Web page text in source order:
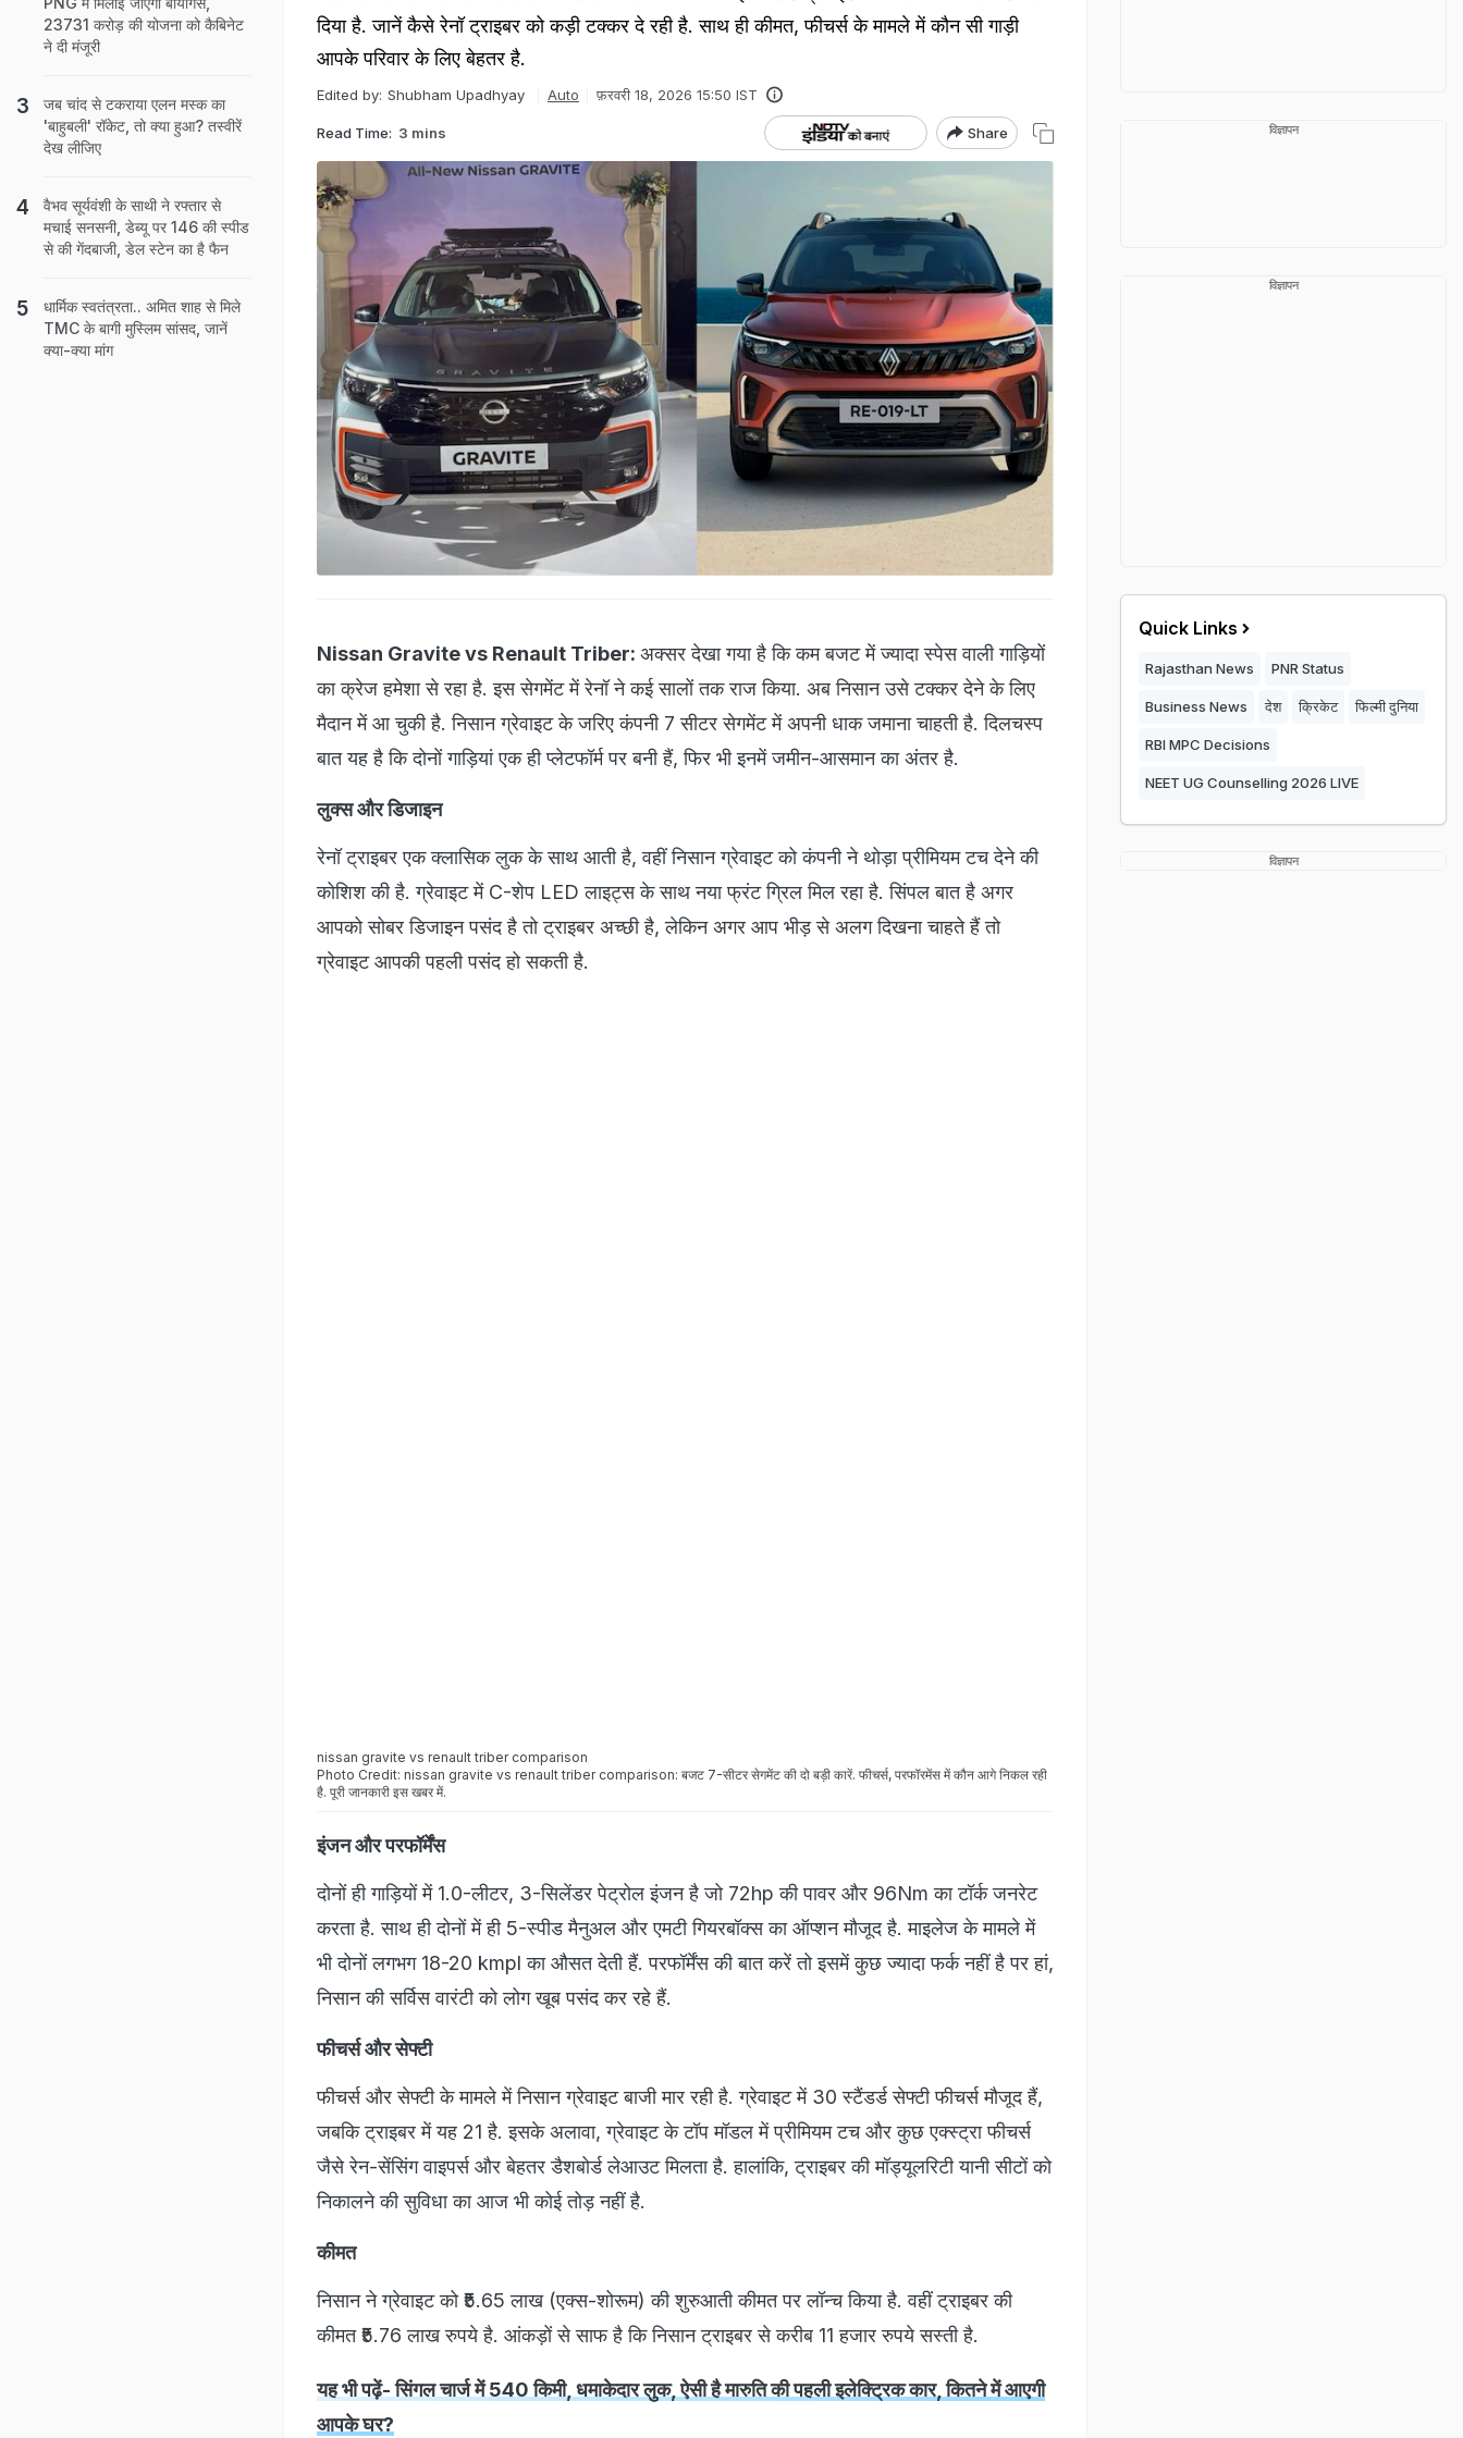
दिया है. जानें कैसे रेनॉ ट्राइबर को कड़ी टक्कर दे रही है. साथ ही कीमत, फीचर्स के मामले में कौन सी गाड़ी
आपके परिवार के लिए बेहतर है.
Edited by: Shubham Upadhyay Auto फ़रवरी 18, 2026 15:50 IST
Read Time: 3 mins Share
Nissan Gravite vs Renault Triber: अक्सर देखा गया है कि कम बजट में ज्यादा स्पेस वाली गाड़ियों
का क्रेज हमेशा से रहा है. इस सेगमेंट में रेनॉ ने कई सालों तक राज किया. अब निसान उसे टक्कर देने के लिए
मैदान में आ चुकी है. निसान ग्रेवाइट के जरिए कंपनी 7 सीटर सेगमेंट में अपनी धाक जमाना चाहती है. दिलचस्प
बात यह है कि दोनों गाड़ियां एक ही प्लेटफॉर्म पर बनी हैं, फिर भी इनमें जमीन-आसमान का अंतर है.
लुक्स और डिजाइन
रेनॉ ट्राइबर एक क्लासिक लुक के साथ आती है, वहीं निसान ग्रेवाइट को कंपनी ने थोड़ा प्रीमियम टच देने की
कोशिश की है. ग्रेवाइट में C-शेप LED लाइट्स के साथ नया फ्रंट ग्रिल मिल रहा है. सिंपल बात है अगर
आपको सोबर डिजाइन पसंद है तो ट्राइबर अच्छी है, लेकिन अगर आप भीड़ से अलग दिखना चाहते हैं तो
ग्रेवाइट आपकी पहली पसंद हो सकती है.
nissan gravite vs renault triber comparison
Photo Credit: nissan gravite vs renault triber comparison: बजट 7-सीटर सेगमेंट की दो बड़ी कारें. फीचर्स, परफॉरमेंस में कौन आगे निकल रही
है. पूरी जानकारी इस खबर में.
इंजन और परफॉर्मेंस
दोनों ही गाड़ियों में 1.0-लीटर, 3-सिलेंडर पेट्रोल इंजन है जो 72hp की पावर और 96Nm का टॉर्क जनरेट
करता है. साथ ही दोनों में ही 5-स्पीड मैनुअल और एमटी गियरबॉक्स का ऑप्शन मौजूद है. माइलेज के मामले में
भी दोनों लगभग 18-20 kmpl का औसत देती हैं. परफॉर्मेंस की बात करें तो इसमें कुछ ज्यादा फर्क नहीं है पर हां,
निसान की सर्विस वारंटी को लोग खूब पसंद कर रहे हैं.
फीचर्स और सेफ्टी
फीचर्स और सेफ्टी के मामले में निसान ग्रेवाइट बाजी मार रही है. ग्रेवाइट में 30 स्टैंडर्ड सेफ्टी फीचर्स मौजूद हैं,
जबकि ट्राइबर में यह 21 है. इसके अलावा, ग्रेवाइट के टॉप मॉडल में प्रीमियम टच और कुछ एक्स्ट्रा फीचर्स
जैसे रेन-सेंसिंग वाइपर्स और बेहतर डैशबोर्ड लेआउट मिलता है. हालांकि, ट्राइबर की मॉड्यूलरिटी यानी सीटों को
निकालने की सुविधा का आज भी कोई तोड़ नहीं है.
कीमत
निसान ने ग्रेवाइट को ₹5.65 लाख (एक्स-शोरूम) की शुरुआती कीमत पर लॉन्च किया है. वहीं ट्राइबर की
कीमत ₹5.76 लाख रुपये है. आंकड़ों से साफ है कि निसान ट्राइबर से करीब 11 हजार रुपये सस्ती है.
यह भी पढ़ें- सिंगल चार्ज में 540 किमी, धमाकेदार लुक, ऐसी है मारुति की पहली इलेक्ट्रिक कार, कितने में आएगी
आपके घर?
23731 करोड़ की योजना को कैबिनेट
ने दी मंजूरी
जब चांद से टकराया एलन मस्क का
'बाहुबली' रॉकेट, तो क्या हुआ? तस्वीरें
देख लीजिए
वैभव सूर्यवंशी के साथी ने रफ्तार से
मचाई सनसनी, डेब्यू पर 146 की स्पीड
से की गेंदबाजी, डेल स्टेन का है फैन
धार्मिक स्वतंत्रता.. अमित शाह से मिले
TMC के बागी मुस्लिम सांसद, जानें
क्या-क्या मांग
विज्ञापन
विज्ञापन
Quick Links
Rajasthan News PNR Status
Business News देश क्रिकेट फिल्मी दुनिया
RBI MPC Decisions
NEET UG Counselling 2026 LIVE
विज्ञापन